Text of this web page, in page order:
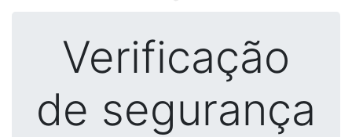
Verificação
de segurança